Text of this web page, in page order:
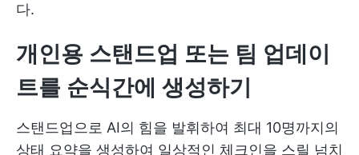
다.
개인용 스탠드업 또는 팀 업데이
트를 순식간에 생성하기
스탠드업으로 AI의 힘을 발휘하여 최대 10명까지의
상태 요약을 생성하여 일상적인 체크인을 스릴 넘치